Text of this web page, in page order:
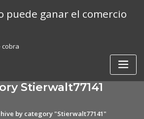
puede ganar el comercio
cobra
Stierwalt77141
by category "Stierwalt77141"